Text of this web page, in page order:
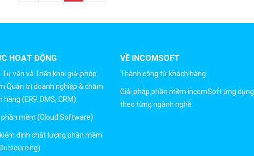
HOẠT ĐỘNG
Tư vấn và Triển khai giải pháp
Quản trị doanh nghiệp & chăm
hàng (ERP, DMS, CRM)
mềm (Cloud Software)
định chất lượng phần mềm
VỀ INCOMSOFT
Thành công từ khách hàng
Giải pháp phần mềm incomSoft ứng dụng
theo từng ngành nghề